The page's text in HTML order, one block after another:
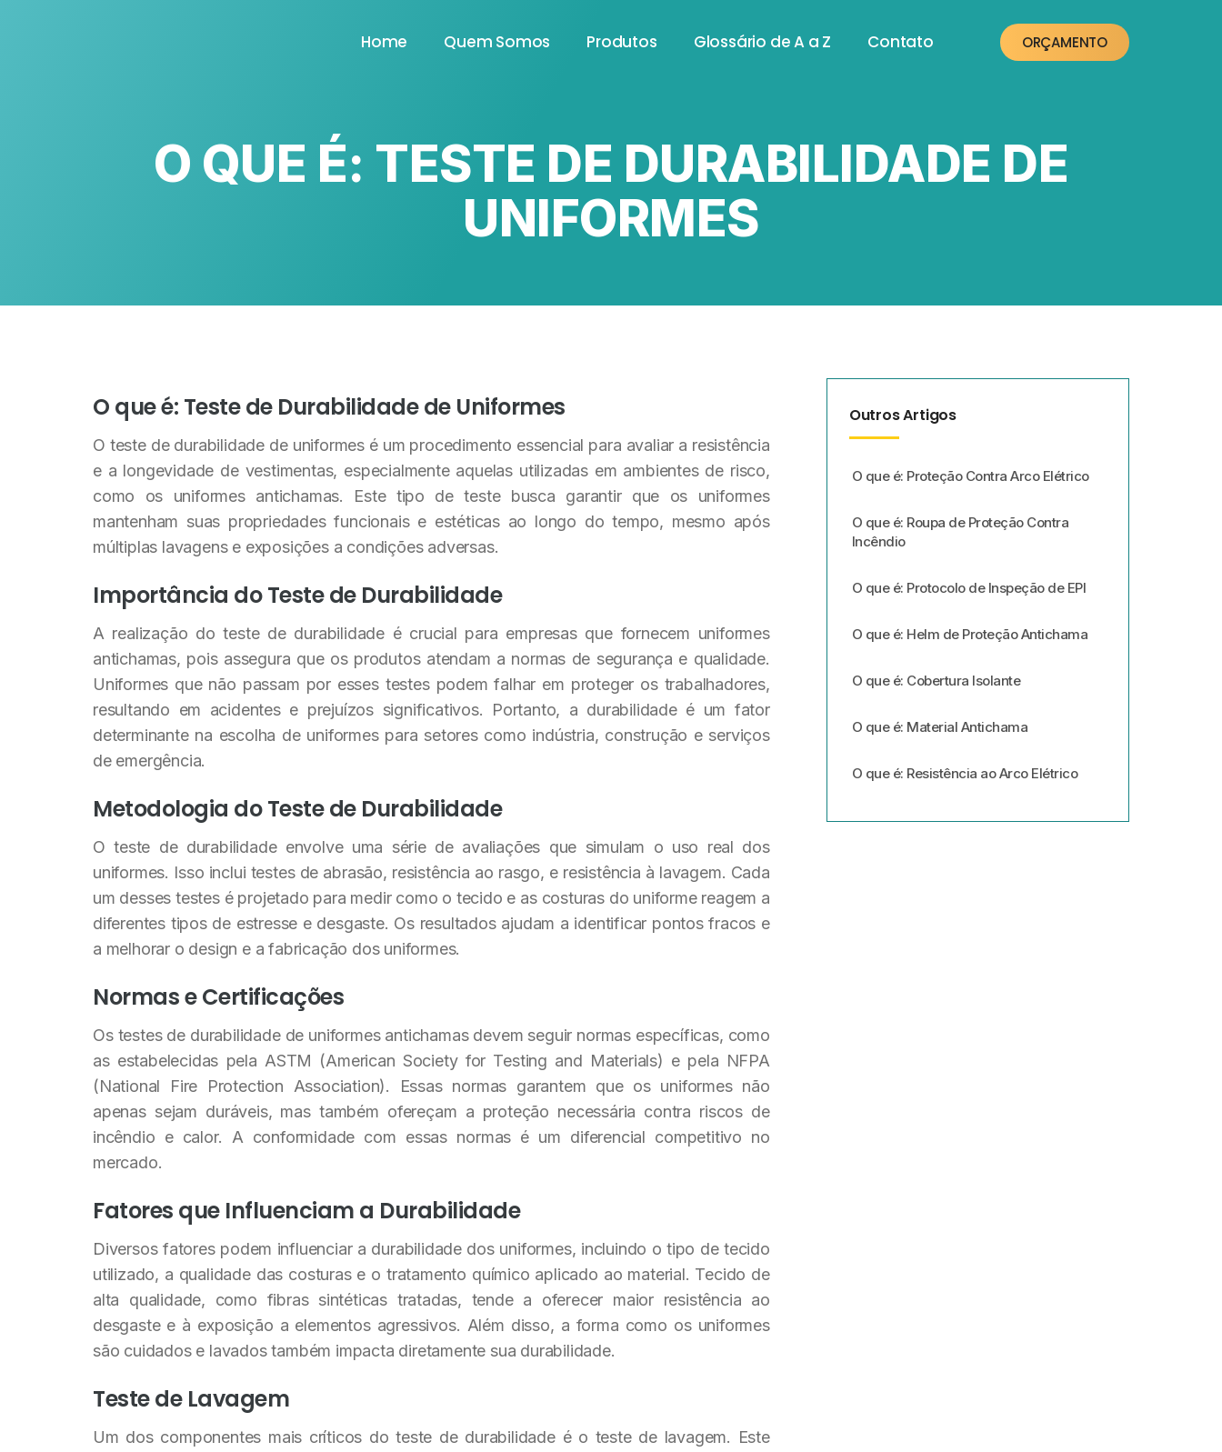
Home Quem Somos Produtos Glossário de A a Z Contato ORÇAMENTO
O QUE É: TESTE DE DURABILIDADE DE
UNIFORMES
O que é: Teste de Durabilidade de Uniformes
O teste de durabilidade de uniformes é um procedimento essencial para avaliar a resistência
e a longevidade de vestimentas, especialmente aquelas utilizadas em ambientes de risco,
como os uniformes antichamas. Este tipo de teste busca garantir que os uniformes
mantenham suas propriedades funcionais e estéticas ao longo do tempo, mesmo após
múltiplas lavagens e exposições a condições adversas.
Importância do Teste de Durabilidade
A realização do teste de durabilidade é crucial para empresas que fornecem uniformes
antichamas, pois assegura que os produtos atendam a normas de segurança e qualidade.
Uniformes que não passam por esses testes podem falhar em proteger os trabalhadores,
resultando em acidentes e prejuízos significativos. Portanto, a durabilidade é um fator
determinante na escolha de uniformes para setores como indústria, construção e serviços
de emergência.
Metodologia do Teste de Durabilidade
O teste de durabilidade envolve uma série de avaliações que simulam o uso real dos
uniformes. Isso inclui testes de abrasão, resistência ao rasgo, e resistência à lavagem. Cada
um desses testes é projetado para medir como o tecido e as costuras do uniforme reagem a
diferentes tipos de estresse e desgaste. Os resultados ajudam a identificar pontos fracos e
a melhorar o design e a fabricação dos uniformes.
Normas e Certificações
Os testes de durabilidade de uniformes antichamas devem seguir normas específicas, como
as estabelecidas pela ASTM (American Society for Testing and Materials) e pela NFPA
(National Fire Protection Association). Essas normas garantem que os uniformes não
apenas sejam duráveis, mas também ofereçam a proteção necessária contra riscos de
incêndio e calor. A conformidade com essas normas é um diferencial competitivo no
mercado.
Fatores que Influenciam a Durabilidade
Diversos fatores podem influenciar a durabilidade dos uniformes, incluindo o tipo de tecido
utilizado, a qualidade das costuras e o tratamento químico aplicado ao material. Tecido de
alta qualidade, como fibras sintéticas tratadas, tende a oferecer maior resistência ao
desgaste e à exposição a elementos agressivos. Além disso, a forma como os uniformes
são cuidados e lavados também impacta diretamente sua durabilidade.
Teste de Lavagem
Um dos componentes mais críticos do teste de durabilidade é o teste de lavagem. Este
Outros Artigos
O que é: Proteção Contra Arco Elétrico
O que é: Roupa de Proteção Contra
Incêndio
O que é: Protocolo de Inspeção de EPI
O que é: Helm de Proteção Antichama
O que é: Cobertura Isolante
O que é: Material Antichama
O que é: Resistência ao Arco Elétrico